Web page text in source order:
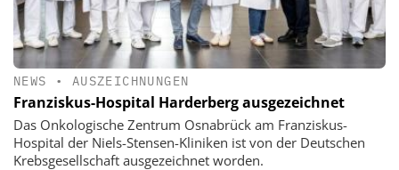
NEWS • AUSZEICHNUNGEN
Franziskus-Hospital Harderberg ausgezeichnet
Das Onkologische Zentrum Osnabrück am Franziskus-
Hospital der Niels-Stensen-Kliniken ist von der Deutschen
Krebsgesellschaft ausgezeichnet worden.